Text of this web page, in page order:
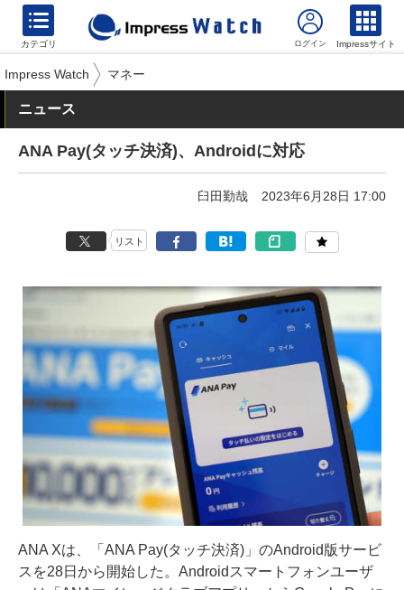
カテゴリ Impressサイト
Impress Watch マネー
ニュース
ANA Pay(タッチ決済)、Androidに対応
臼田勤哉 2023年6月28日 17:00
リスト
ANA Xは、「ANA Pay(タッチ決済)」のAndroid版サービ
スを28日から開始した。Androidスマートフォンユーザ